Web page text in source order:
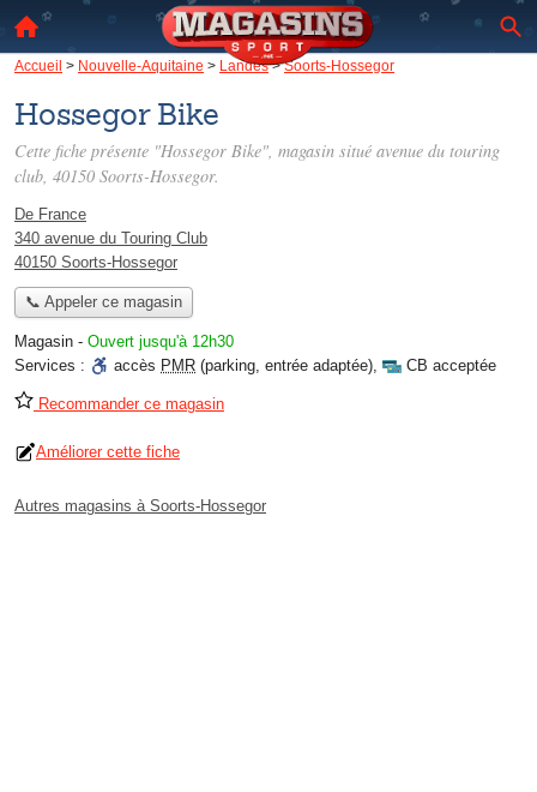
Accueil > Nouvelle-Aquitaine > Landes>Soorts-Hossegor
Hossegor Bike
Cette fiche présente "Hossegor Bike", magasin situé avenue du touring
club, 40150 Soorts-Hossegor.
De France
340 avenue du Touring Club
40150 Soorts-Hossegor
📞 Appeler ce magasin
Magasin - Ouvert jusqu'à 12h30
Services :
accès PMR (parking, entrée adaptée), CB acceptée
Recommander ce magasin
Améliorer cette fiche
Autres magasins à Soorts-Hossegor